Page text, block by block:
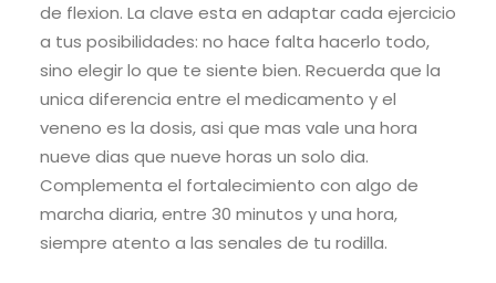
de flexion. La clave esta en adaptar cada ejercicio
a tus posibilidades: no hace falta hacerlo todo,
sino elegir lo que te siente bien. Recuerda que la
unica diferencia entre el medicamento y el
veneno es la dosis, asi que mas vale una hora
nueve dias que nueve horas un solo dia.
Complementa el fortalecimiento con algo de
marcha diaria, entre 30 minutos y una hora,
siempre atento a las senales de tu rodilla.